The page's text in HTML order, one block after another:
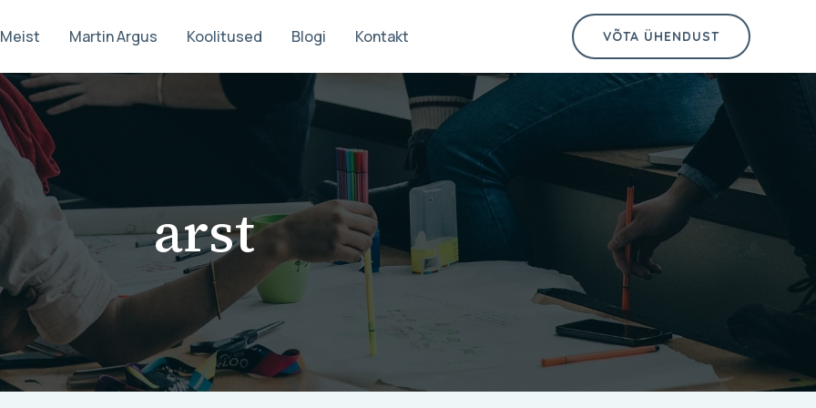
Meist Martin Argus Koolitused Blogi Kontakt VÕTA ÜHENDUST
arst